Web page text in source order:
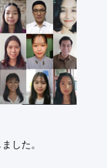
した。